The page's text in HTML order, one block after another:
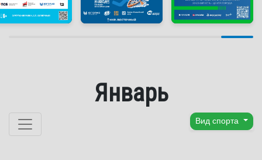
Январь
Перейти к содержанию Вид спорта